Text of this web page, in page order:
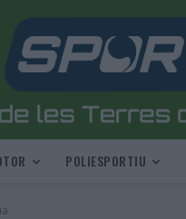
POLIESPORTIU